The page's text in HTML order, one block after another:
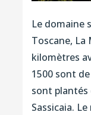
Le domaine
Toscane, La
kilomètres
1500 sont
sont plantés
Sassicaia.